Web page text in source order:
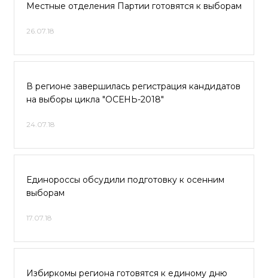
Местные отделения Партии готовятся к выборам
26.07.18
В регионе завершилась регистрация кандидатов
на выборы цикла "ОСЕНЬ-2018"
24.07.18
Единороссы обсудили подготовку к осенним
выборам
17.07.18
Избиркомы региона готовятся к единому дню